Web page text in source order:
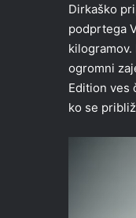
Dirkaško
podprtega
ogromni
Edition ves
ko se